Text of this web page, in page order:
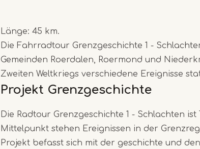
Länge: 45 km.
Die Fahrradtour Grenzgeschichte 1 -
Gemeinden Roerdalen, Roermond und
Zweiten Weltkriegs verschiedene Ereignisse
Projekt Grenzgeschichte
Die Radtour Grenzgeschichte 1 - Schlachten
Mittelpunkt stehen Ereignissen in der
Projekt befasst sich mit der geschichte und